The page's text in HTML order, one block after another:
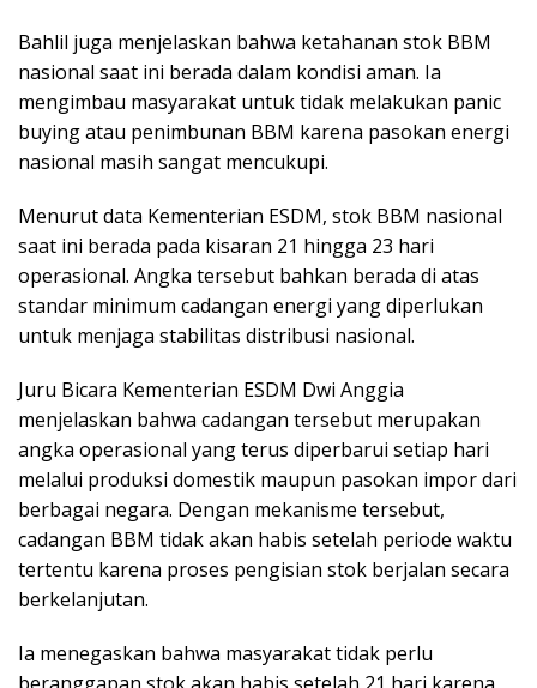
Bahlil juga menjelaskan bahwa ketahanan stok BBM
nasional saat ini berada dalam kondisi aman. Ia
mengimbau masyarakat untuk tidak melakukan panic
buying atau penimbunan BBM karena pasokan energi
nasional masih sangat mencukupi.
Menurut data Kementerian ESDM, stok BBM nasional
saat ini berada pada kisaran 21 hingga 23 hari
operasional. Angka tersebut bahkan berada di atas
standar minimum cadangan energi yang diperlukan
untuk menjaga stabilitas distribusi nasional.
Juru Bicara Kementerian ESDM Dwi Anggia
menjelaskan bahwa cadangan tersebut merupakan
angka operasional yang terus diperbarui setiap hari
melalui produksi domestik maupun pasokan impor dari
berbagai negara. Dengan mekanisme tersebut,
cadangan BBM tidak akan habis setelah periode waktu
tertentu karena proses pengisian stok berjalan secara
berkelanjutan.
Ia menegaskan bahwa masyarakat tidak perlu